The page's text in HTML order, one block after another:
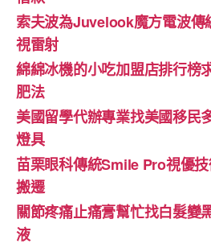
索夫波為Juvelook魔方電波傳
視雷射
綿綿冰機的小吃加盟店排行榜
肥法
美國留學代辦專業找美國移民
燈具
苗栗眼科傳統Smile Pro視優
搬遷
關節疼痛止痛膏幫忙找白髮變
液